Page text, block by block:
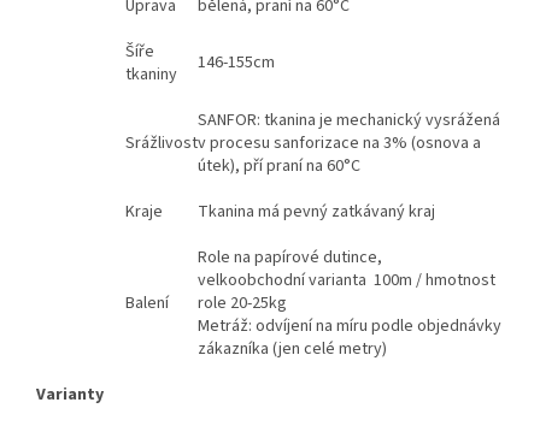
Úprava
bělená, praní na 60°C
Šíře
tkaniny
146-155cm
Srážlivost
SANFOR: tkanina je mechanický vysrážená
v procesu sanforizace na 3% (osnova a
útek), pří praní na 60°C
Kraje
Tkanina má pevný zatkávaný kraj
Balení
Role na papírové dutince,
velkoobchodní varianta 100m / hmotnost
role 20-25kg
Metráž: odvíjení na míru podle objednávky
zákazníka (jen celé metry)
Varianty